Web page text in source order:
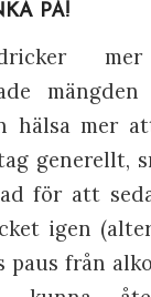
PÅ!
hälsa mer
generellt,
för att
igen
paus från